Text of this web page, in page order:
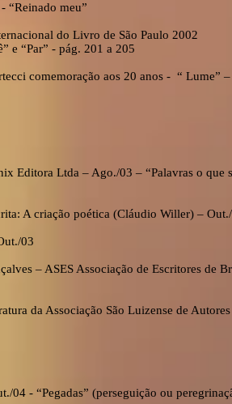
“Reinado meu”
do Livro de São Paulo 2002
e “Par” - pág. 201 a 205
comemoração aos 20 anos - “ Lume” –
Editora Ltda – Ago./03 – “Palavras o que
A criação poética (Cláudio Willer) –
03
– ASES Associação de Escritores de
da Associação São Luizense de
04 - “Pegadas” (perseguição ou